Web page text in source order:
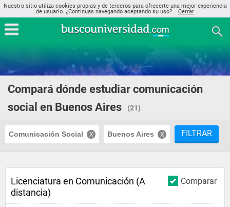
Nuestro sitio utiliza cookies propias y de terceros para ofrecerte una mejor experiencia
de usuario. ¿Continuas navegando aceptando su uso? .. Cerrar
Compará dónde estudiar comunicación
social en Buenos Aires
(21)
Comunicación Social Buenos Aires FILTRAR
Comparar
Licenciatura en Comunicación (A
distancia)